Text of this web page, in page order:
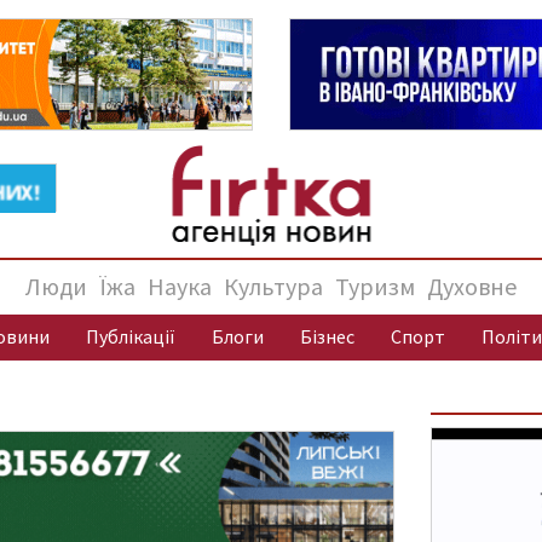
Люди Їжа Наука Культура Туризм Духовне
Публікації Блоги Бізнес Спорт